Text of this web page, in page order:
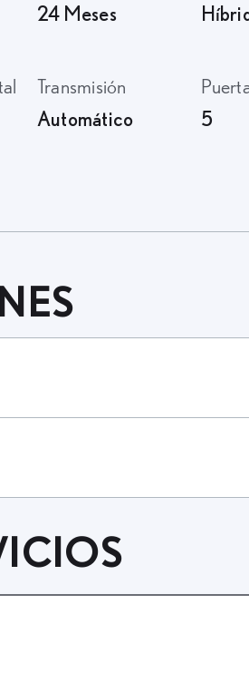
24 Meses
Transmisión
Automático
5